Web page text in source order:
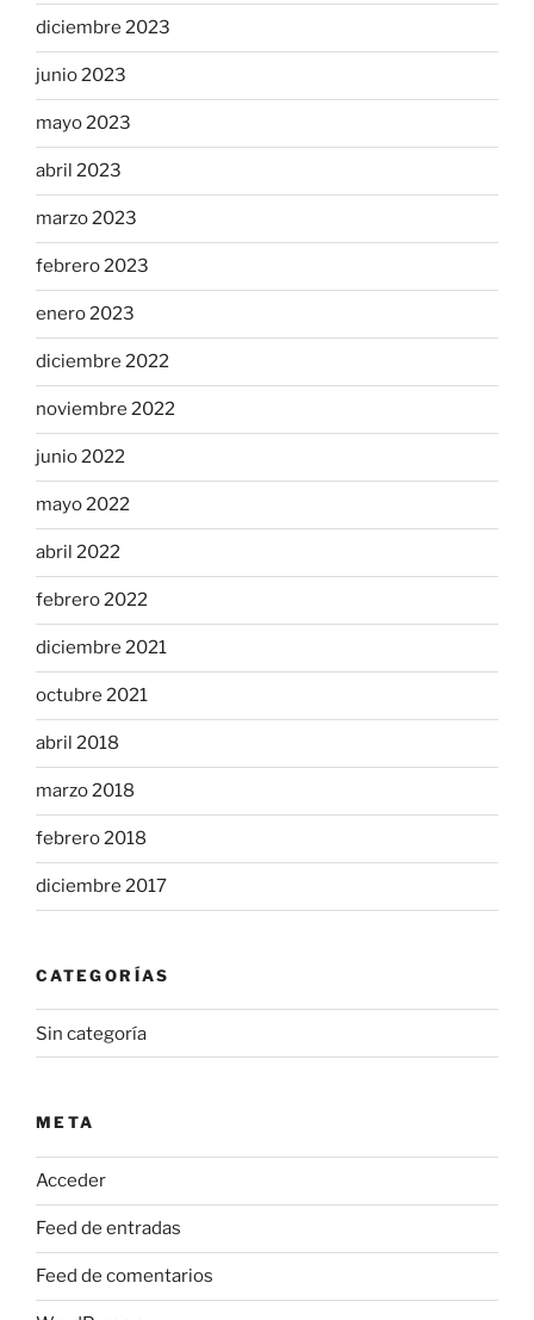
diciembre 2023
junio 2023
mayo 2023
abril 2023
marzo 2023
febrero 2023
enero 2023
diciembre 2022
noviembre 2022
junio 2022
mayo 2022
abril 2022
febrero 2022
diciembre 2021
octubre 2021
abril 2018
marzo 2018
febrero 2018
diciembre 2017
CATEGORÍAS
Sin categoría
META
Acceder
Feed de entradas
Feed de comentarios